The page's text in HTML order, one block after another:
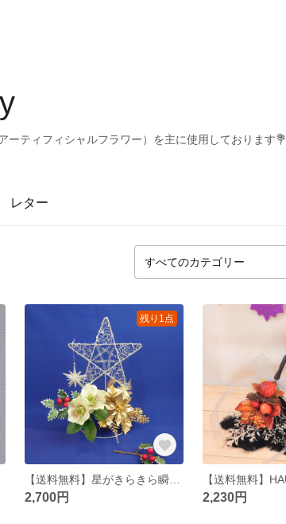
ーティフィシャルフラワー）を主に使用しております💐
レター
残り1点
【送料無料】星がきらきら瞬くHoly Night
2,700円 2,230円